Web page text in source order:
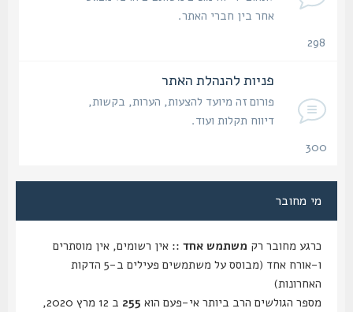
אחר בין חברי האתר.
פניות להנהלת האתר
פורום זה מיועד להצעות, הערות, בקשות,
דיווח תקלות ועוד.
מי מחובר
כרגע מחובר רקמשתמש אחד :: אין רשומים, אין מוסתרים
ו-אורח אחד (מבוסס על משתמשים פעילים ב-5 הדקות
האחרונות)
מספר הגולשים הרב ביותר אי-פעם הוא255
ב 12 מרץ 2020,